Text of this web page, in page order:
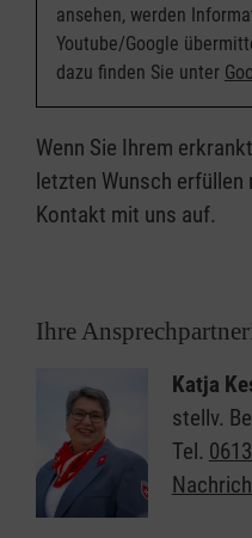
ansehen, werden
Youtube/Google
dazu finden Sie unter
Wenn Sie Ihrem
letzten Wunsch erfüllen
Kontakt mit uns auf.
Ihre
Katja
stellv.
Tel.